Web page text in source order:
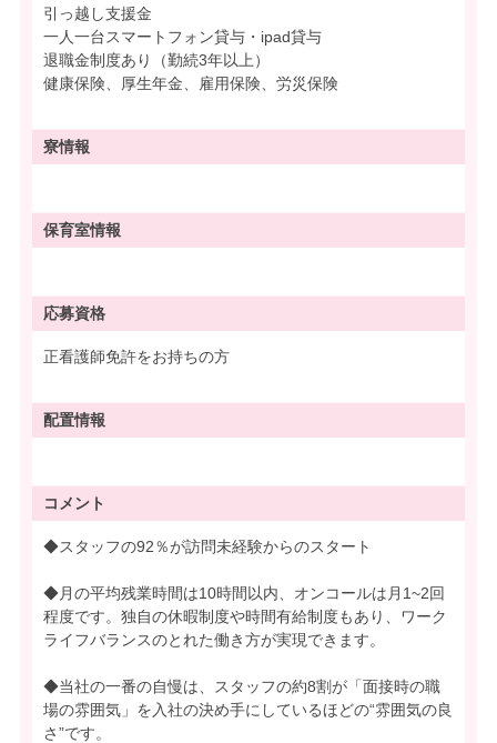
引っ越し支援金
一人一台スマートフォン貸与・ipad貸与
退職金制度あり（勤続3年以上）
健康保険、厚生年金、雇用保険、労災保険
寮情報
保育室情報
応募資格
正看護師免許をお持ちの方
配置情報
コメント
◆スタッフの92％が訪問未経験からのスタート
◆月の平均残業時間は10時間以内、オンコールは月1~2回
程度です。独自の休暇制度や時間有給制度もあり、ワーク
ライフバランスのとれた働き方が実現できます。
◆当社の一番の自慢は、スタッフの約8割が「面接時の職
場の雰囲気」を入社の決め手にしているほどの“雰囲気の良
さ”です。